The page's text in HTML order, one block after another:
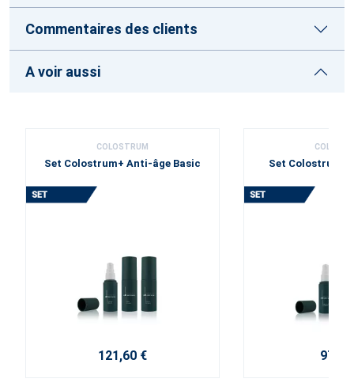
Commentaires des clients
A voir aussi
COLOSTRUM
Set Colostrum+ Anti-âge Basic
121,60 €
Set Colostrum+
97,20